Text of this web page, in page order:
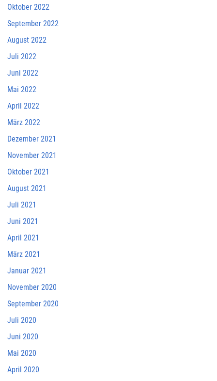
Oktober 2022
September 2022
August 2022
Juli 2022
Juni 2022
Mai 2022
April 2022
März 2022
Dezember 2021
November 2021
Oktober 2021
August 2021
Juli 2021
Juni 2021
April 2021
März 2021
Januar 2021
November 2020
September 2020
Juli 2020
Juni 2020
Mai 2020
April 2020